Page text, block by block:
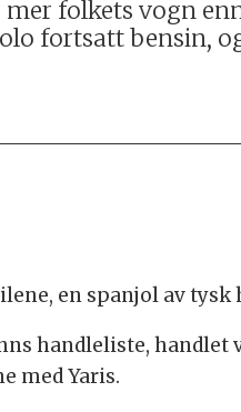
folkets vogn
fortsatt bensin,
en spanjol av tysk
handleliste, handlet
med Yaris.